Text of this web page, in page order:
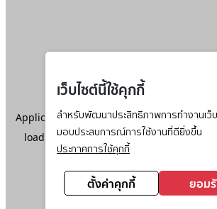
เว็บไซต์นี้ใช้คุกกี้
สำหรับพัฒนาประสิทธิภาพการทำงานเว็
มอบประสบการณ์การใช้งานที่ดียิ่งขึ้น
ประกาศการใช้คุกกี้
ตั้งค่าคุกกี้ ยอม
Application error: aclient-side exception
loadingwww.ktc.co.th(see the browser
information).